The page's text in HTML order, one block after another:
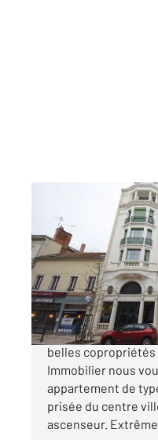
104,36 m
, 3 pièces
Ref : 1911
Appartement
191
Vous aimez
belles copropriétés
Immobilier nous
appartement de
prisée du centre
ascenseur.